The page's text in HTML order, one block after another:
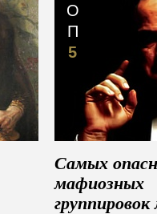
О
П
5
Самых
мафиозных